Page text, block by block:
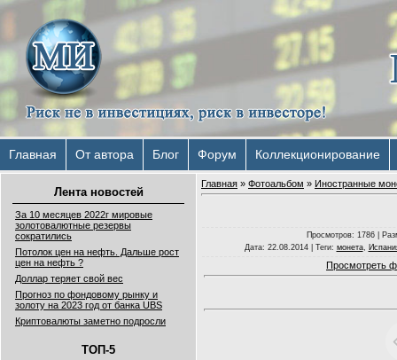
Главная От автора Блог Форум Коллекционирование
Лента новостей
За 10 месяцев 2022г мировые
золотовалютные резервы
сократились
Потолок цен на нефть. Дальше рост
цен на нефть ?
Доллар теряет свой вес
Прогноз по фондовому рынку и
золоту на 2023 год от банка UBS
Криптовалюты заметно подросли
ТОП-5
Главная » Фотоальбом » Иностранные
Просмотров: 1786 |
Дата: 22.08.2014 | Теги: монета,
Просмотреть